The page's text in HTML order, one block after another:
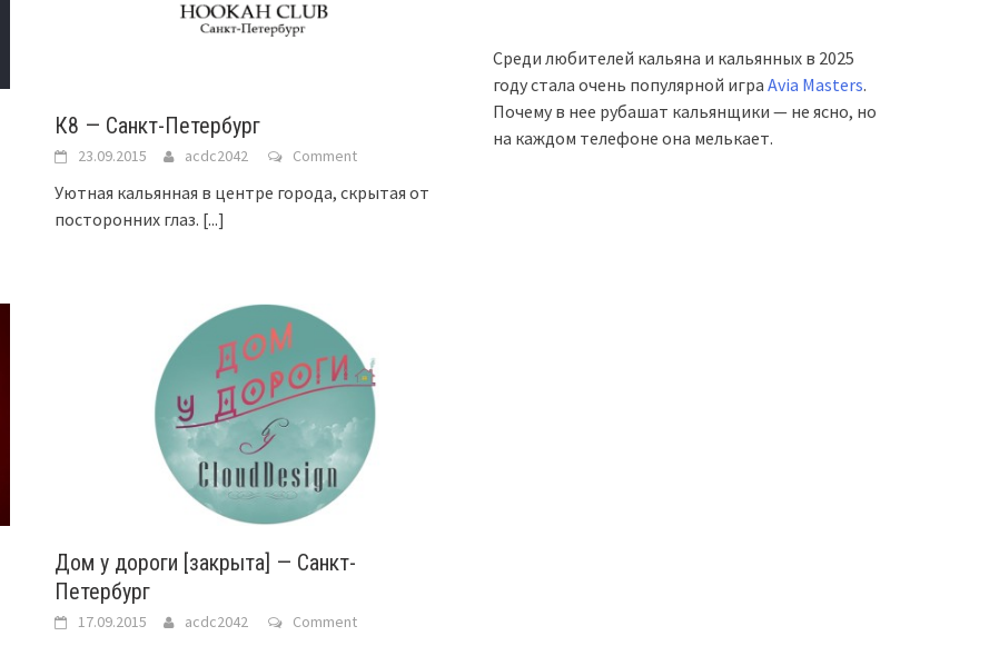
К8 — Санкт-Петербург
23.09.2015 acdc2042 Comment
Уютная кальянная в центре города, скрытая от
посторонних глаз. [...]
Дом у дороги [закрыта] — Санкт-
Петербург
17.09.2015 acdc2042 Comment
Среди любителей кальяна и кальянных в 2025
году стала очень популярной игра Avia Masters.
Почему в нее рубашат кальянщики — не ясно, но
на каждом телефоне она мелькает.